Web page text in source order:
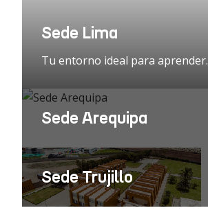
Sede Lima
Tu entorno ideal para aprender.
Sede Arequipa
Sede Trujillo